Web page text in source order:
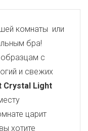
комнаты или
бра!
с
и свежих
Crystal Light
царит
хотите